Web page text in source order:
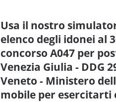
Usa il nostro
elenco degli idonei al
concorso A047 per
Venezia Giulia - DDG
Veneto - Ministero
mobile per esercitarti